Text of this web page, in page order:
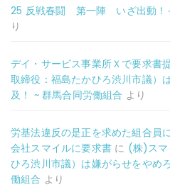
25 反戦春闘 第一陣 いざ出動！
り
デイ・サービス事業所Ｘで要求書
取締役：福島たかひろ渋川市議）
及！ ~ 群馬合同労働組合 より
労基法違反の是正を求めた組合員
会社スマイルに要求書 に (株)スマ
ひろ渋川市議）は嫌がらせをやめ
働組合 より